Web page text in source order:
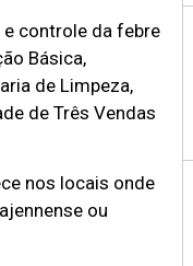
e controle da febre
Básica,
de Limpeza,
de Três Vendas
nos locais onde
ou